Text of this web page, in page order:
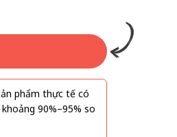
phẩm thực tế có
90%–95% so